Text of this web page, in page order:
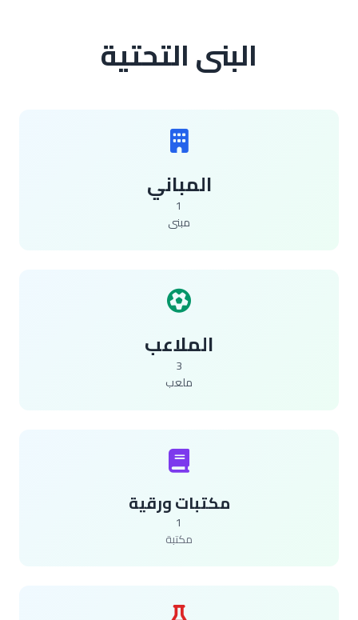
البنى التحتية
المباني
مبنى
الملاعب
3
ملعب
مكتبات ورقية
مكتبة